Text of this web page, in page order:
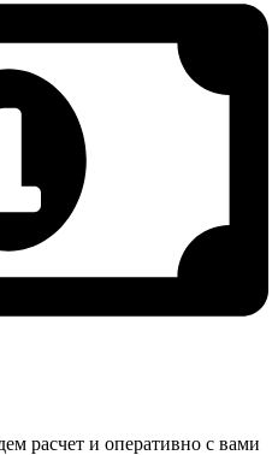
расчет и оперативно с вами